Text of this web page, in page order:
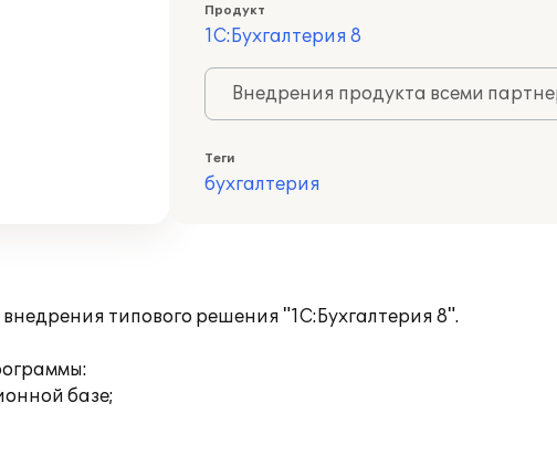
Продукт
1С:Бухгалтерия 8
Внедрения продукта всеми
Теги
бухгалтерия
типового решения "1С:Бухгалтерия 8".
базе;